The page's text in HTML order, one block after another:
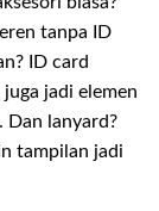
tanpa ID
ID card
jadi elemen
Dan lanyard?
tampilan jadi